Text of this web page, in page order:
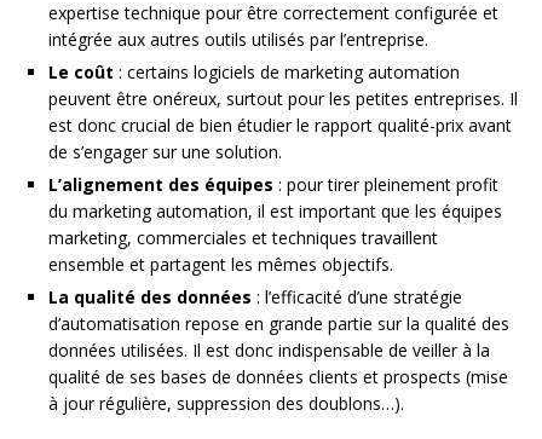
expertise technique pour être correctement configurée et
intégrée aux autres outils utilisés par l’entreprise.
Le coût : certains logiciels de marketing automation
peuvent être onéreux, surtout pour les petites entreprises. Il
est donc crucial de bien étudier le rapport qualité-prix avant
de s’engager sur une solution.
L’alignement des équipes : pour tirer pleinement profit
du marketing automation, il est important que les équipes
marketing, commerciales et techniques travaillent
ensemble et partagent les mêmes objectifs.
La qualité des données : l’efficacité d’une stratégie
d’automatisation repose en grande partie sur la qualité des
données utilisées. Il est donc indispensable de veiller à la
qualité de ses bases de données clients et prospects (mise
à jour régulière, suppression des doublons…).